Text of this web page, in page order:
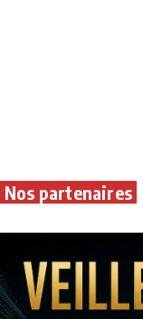
Nos partenaires